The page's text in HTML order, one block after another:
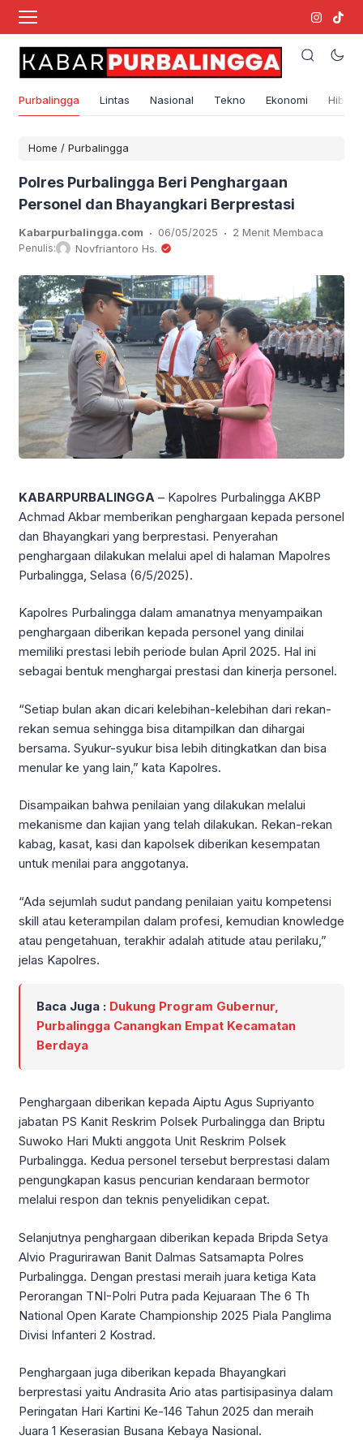
Purbalingga Lintas Nasional Tekno Ekonomi
Home / Purbalingga
Polres PurbaIingga Beri Penghargaan
Personel dan Bhayangkari Berprestasi
Kabarpurbalingga.com . 06/05/2025 . 2 Menit Membaca
Penulis: Novfriantoro Hs.
KABARPURBALINGGA – Kapolres Purbalingga AKBP
Achmad Akbar memberikan penghargaan kepada personel
dan Bhayangkari yang berprestasi. Penyerahan
penghargaan dilakukan melalui apel di halaman Mapolres
Purbalingga, Selasa (6/5/2025).
Kapolres Purbalingga dalam amanatnya menyampaikan
penghargaan diberikan kepada personel yang dinilai
memiliki prestasi lebih periode bulan April 2025. Hal ini
sebagai bentuk menghargai prestasi dan kinerja personel.
“Setiap bulan akan dicari kelebihan-kelebihan dari rekan-
rekan semua sehingga bisa ditampilkan dan dihargai
bersama. Syukur-syukur bisa lebih ditingkatkan dan bisa
menular ke yang lain,” kata Kapolres.
Disampaikan bahwa penilaian yang dilakukan melalui
mekanisme dan kajian yang telah dilakukan. Rekan-rekan
kabag, kasat, kasi dan kapolsek diberikan kesempatan
untuk menilai para anggotanya.
“Ada sejumlah sudut pandang penilaian yaitu kompetensi
skill atau keterampilan dalam profesi, kemudian knowledge
atau pengetahuan, terakhir adalah atitude atau perilaku,”
jelas Kapolres.
Baca Juga : Dukung Program Gubernur,
Purbalingga Canangkan Empat Kecamatan
Berdaya
Penghargaan diberikan kepada Aiptu Agus Supriyanto
jabatan PS Kanit Reskrim Polsek Purbalingga dan Briptu
Suwoko Hari Mukti anggota Unit Reskrim Polsek
Purbalingga. Kedua personel tersebut berprestasi dalam
pengungkapan kasus pencurian kendaraan bermotor
melalui respon dan teknis penyelidikan cepat.
Selanjutnya penghargaan diberikan kepada Bripda Setya
Alvio Pragurirawan Banit Dalmas Satsamapta Polres
Purbalingga. Dengan prestasi meraih juara ketiga Kata
Perorangan TNI-Polri Putra pada Kejuaraan The 6 Th
National Open Karate Championship 2025 Piala Panglima
Divisi Infanteri 2 Kostrad.
Penghargaan juga diberikan kepada Bhayangkari
berprestasi yaitu Andrasita Ario atas partisipasinya dalam
Peringatan Hari Kartini Ke-146 Tahun 2025 dan meraih
Juara 1 Keserasian Busana Kebaya Nasional.